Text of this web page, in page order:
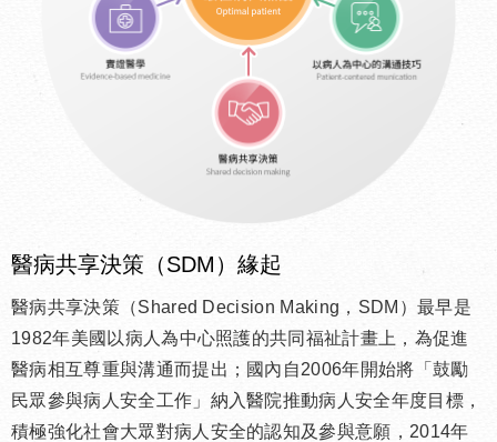
醫病共享決策（SDM）緣起
醫病共享決策（Shared Decision Making，SDM）最早是
1982年美國以病人為中心照護的共同福祉計畫上，為促進
醫病相互尊重與溝通而提出；國內自2006年開始將「鼓勵
民眾參與病人安全工作」納入醫院推動病人安全年度目標，
積極強化社會大眾對病人安全的認知及參與意願，2014年